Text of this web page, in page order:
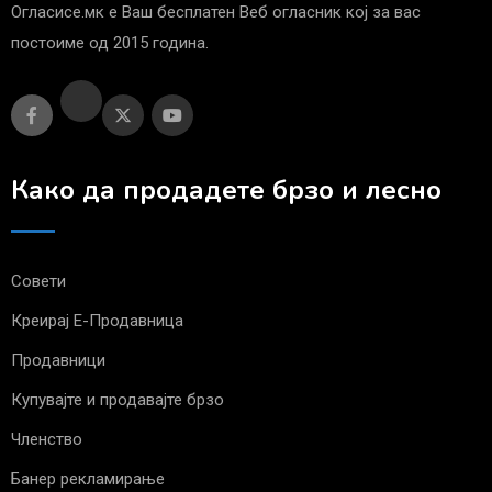
Огласисе.мк е Ваш бесплатен Веб огласник кој за вас
постоиме од 2015 година.
Како да продадете брзо и лесно
Совети
Креирај Е-Продавница
Продавници
Купувајте и продавајте брзо
Членство
Банер рекламирање